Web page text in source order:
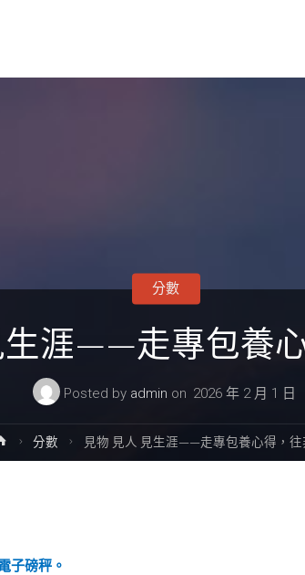
生涯——走專包養
Posted by admin on 2026 年 2 月 1 日
分數
Home分數 見物 見人 見生涯——走專包養心得，往
子磅秤。